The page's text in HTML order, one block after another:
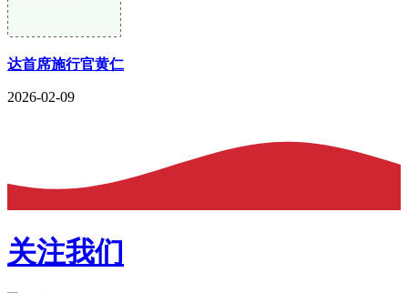
达首席施行官黄仁
2026-02-09
关注我们